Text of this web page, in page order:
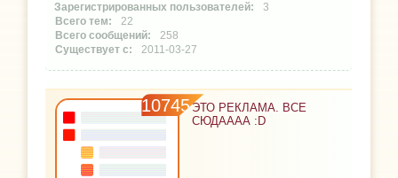
3
22
258
2011-03-27
10745ЭТО РЕКЛАМА. ВСЕ
СЮДАААА :D